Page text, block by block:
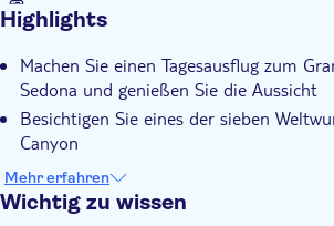
Digitale Tickets
Sofortbestätigung
Eintritte inbegriffen
Geführte Tour
Mahlzeit inbegriffen
Abholservice vom Hotel
Highlights
Machen Sie einen Tagesausflug zum
Sedona und genießen Sie die Aussicht
Besichtigen Sie eines der sieben
Canyon
Jede Menge Fotomöglichkeiten an
Mehr erfahren
Wichtig zu wissen